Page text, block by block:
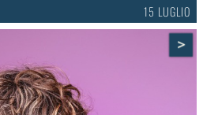
15 LUGLIO
>